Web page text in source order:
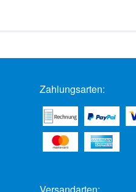
Zahlungsarten: